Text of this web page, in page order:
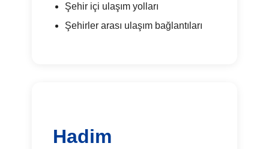
Şehir içi ulaşım yolları
Şehirler arası ulaşım bağlantıları
Hadim